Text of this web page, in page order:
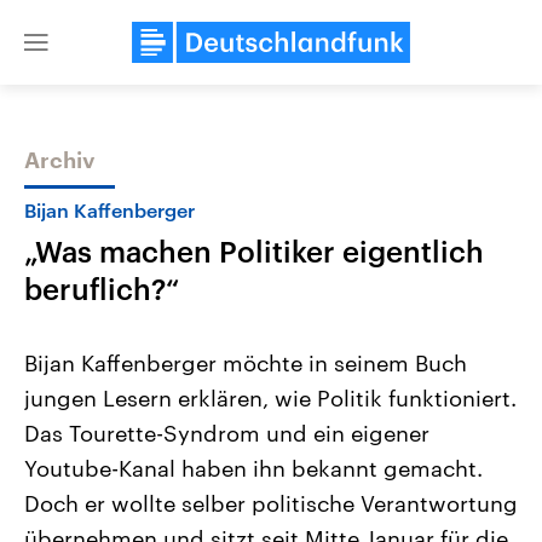
Close
Themen
Landtagswahl Sachsen-Anhalt
2026
Alle Informationen
Sachsen-Anhalt wählt am 6.
September 2026 einen neuen
Landtag. Seit 2021 wird das
Bundesland von einer Koalition aus
USA
Aktuelle Beiträge,
Hintergründe
Wirtschaftlich und
gehören die Vereinigten
den mächtigsten Ländern
mit großem Einfluss auf
Archiv
Bijan Kaffenberger
„Was machen Politiker eigentlich
beruflich?“
Bijan Kaffenberger möchte in seinem Buch
jungen Lesern erklären, wie Politik funktioniert.
Das Tourette-Syndrom und ein eigener
Youtube-Kanal haben ihn bekannt gemacht.
Doch er wollte selber politische Verantwortung